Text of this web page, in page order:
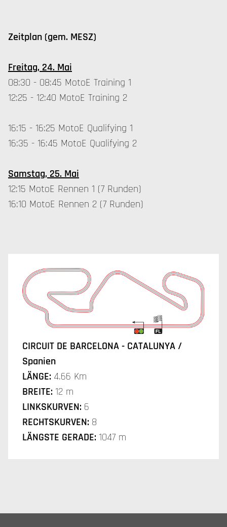
Zeitplan (gem. MESZ)
Freitag, 24. Mai
08:30 - 08:45 MotoE Training 1
12:25 - 12:40 MotoE Training 2
16:15 - 16:25 MotoE Qualifying 1
16:35 - 16:45 MotoE Qualifying 2
Samstag, 25. Mai
12:15 MotoE Rennen 1 (7 Runden)
16:10 MotoE Rennen 2 (7 Runden)
CIRCUIT DE BARCELONA - CATALUNYA /
Spanien
LÄNGE: 4.66 Km
BREITE: 12 m
LINKSKURVEN: 6
RECHTSKURVEN: 8
LÄNGSTE GERADE: 1047 m